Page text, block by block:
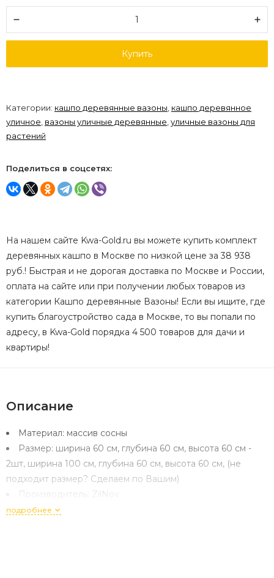
Купить
Категории: кашпо деревянные вазоны, кашпо деревянное
уличное, вазоны уличные деревянные,уличные вазоны для
растений
Поделиться в соцсетях:
На нашем сайте Kwa-Gold.ru вы можете купить комплект
деревянных кашпо в Москве по низкой цене за 38 938
руб.! Быстрая и не дорогая доставка по Москве и России,
оплата на сайте или при получении любых товаров из
категории Кашпо деревянные Вазоны! Если вы ищите, где
купить благоустройство сада в Москве, то вы попали по
адресу, в Kwa-Gold порядка 4 500 товаров для дачи и
квартиры!
Описание
Материал: массив сосны
Размер: ширина 60 см, глубина 60 см, высота 60 см -
2шт, ширина 100 см, глубина 60 см, высота 60 см, (не
подходит размер? Сделаем по Вашим)
Производитель:
ZilNov
подробнее